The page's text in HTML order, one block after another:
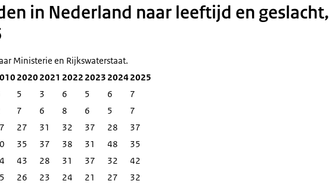
in Nederland naar leeftijd en geslacht,
Ministerie en Rijkswaterstaat.
2020 2021 2022 2023 20242025
5 3 6 5 6
7
7 6 8 6 5
7
27 31 32 37 28
37
35 37 38 31 48
35
43 28 31 37 32
42
26 23 24 21 27
32